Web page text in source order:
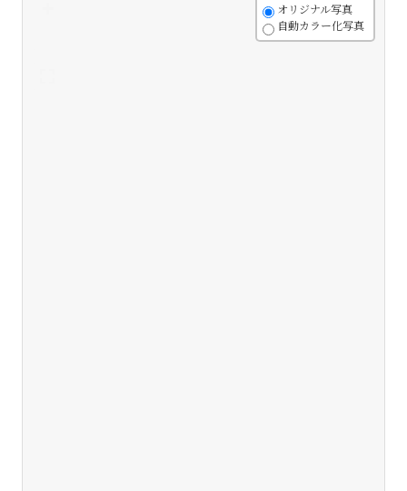
オリジナル写真
自動カラー化写真